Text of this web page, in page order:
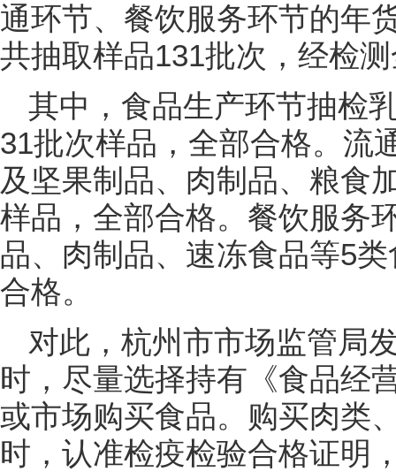
通环节、餐饮服务环节的年
共抽取样品131批次，经检
其中，食品生产环节抽检
31批次样品，全部合格。流
及坚果制品、肉制品、粮食
样品，全部合格。餐饮服务
品、肉制品、速冻食品等5
合格。
对此，杭州市市场监管局
时，尽量选择持有《食品经
或市场购买食品。购买肉类
时，认准检疫检验合格证明